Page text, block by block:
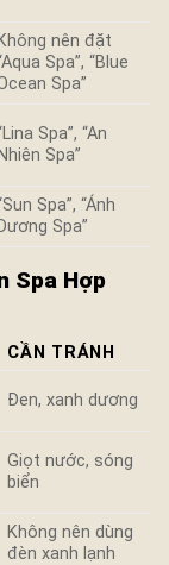
Không nên đặt
Spa”, “Blue
Spa”
Spa”, “An
Nhiên Spa”
Spa”, “Ánh
Dương Spa”
Spa Hợp
CẦN TRÁNH
Đen, xanh dương
Giọt nước, sóng
biển
Không nên dùng
đèn xanh lạnh